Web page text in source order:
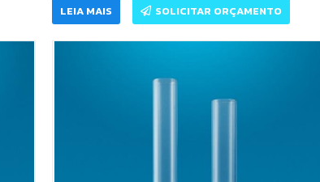
LEIA MAIS SOLICITAR ORÇAMENTO